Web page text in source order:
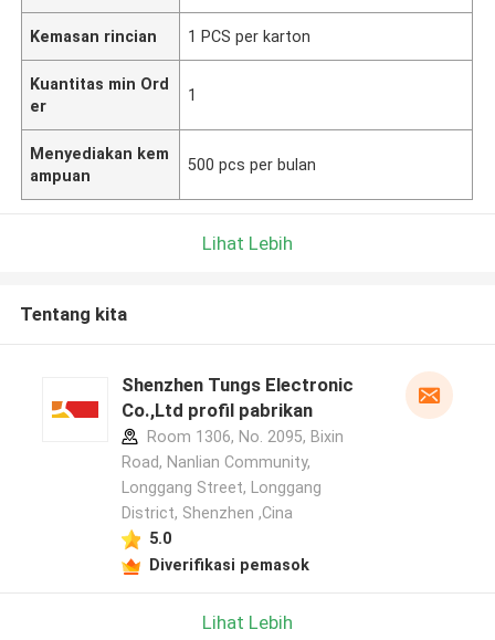
Kemasan rincian 1 PCS per karton
Kuantitas min Ord
er
1
Menyediakan kem
ampuan
500 pcs per bulan
Lihat Lebih
Tentang kita
Shenzhen Tungs Electronic
Co.,Ltd profil pabrikan
Room 1306, No. 2095, Bixin
Road, Nanlian Community,
Longgang Street, Longgang
District, Shenzhen ,Cina
5.0
Diverifikasi pemasok
Lihat Lebih